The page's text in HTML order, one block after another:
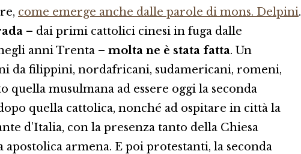
come emerge anche dalle parole di mons. Delpini.
– dai primi cattolici cinesi in fuga dalle
anni Trenta – molta ne è stata fatta. Un
da filippini, nordafricani, sudamericani, romeni,
quella musulmana ad essere oggi la seconda
quella cattolica, nonché ad ospitare in città la
d’Italia, con la presenza tanto della Chiesa
armena. E poi protestanti, la seconda